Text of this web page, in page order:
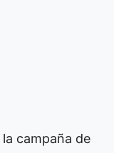
campaña de